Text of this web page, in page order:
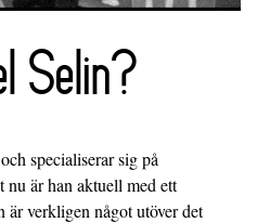
Selin?
specialiserar sig på
är han aktuell med ett
är verkligen något utöver det